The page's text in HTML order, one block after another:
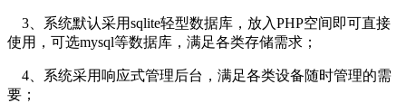
3、系统默认采用sqlite轻型数据库，放入PHP空间即可直接
使用，可选mysql等数据库，满足各类存储需求；
4、系统采用响应式管理后台，满足各类设备随时管理的需
要；